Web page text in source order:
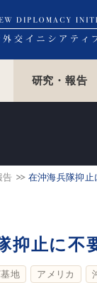
研究・報告
告 在沖海兵隊抑
抑止に
地 アメリカ